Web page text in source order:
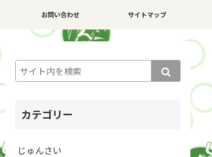
お問い合わせ サイトマップ
カテゴリー
じゅんさい